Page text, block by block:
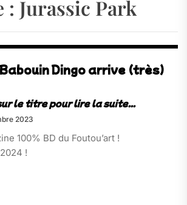
: Jurassic Park
Dingo arrive (très)
2023
100% BD du Foutou’art !
!